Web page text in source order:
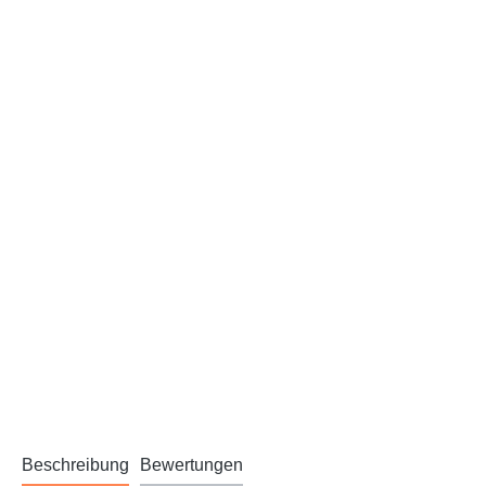
Beschreibung Bewertungen